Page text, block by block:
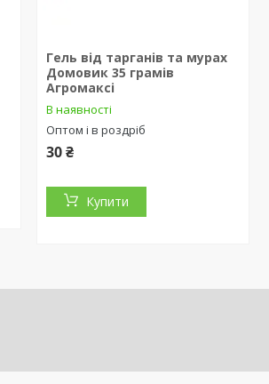
Гель від тарганів та мурах
Домовик 35 грамів
Агромаксі
В наявності
Оптом і в роздріб
30 ₴
Купити